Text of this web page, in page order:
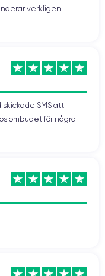
verkligen
SMS att
ombudet för några